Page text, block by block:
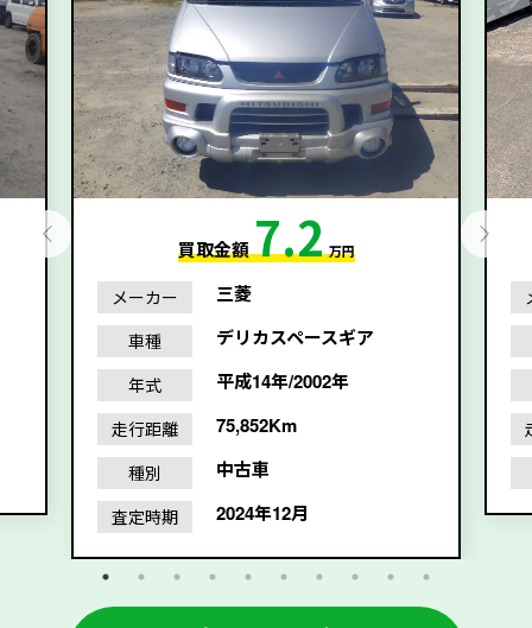
買取金額7.2 万円
メーカー 三菱
車種 デリカスペースギア
年式 平成14年/2002年
走行距離 75,852Km
種別 中古車
査定時期 2024年12月